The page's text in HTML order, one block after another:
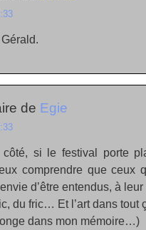
de Egie
côté, si le festival porte
comprendre que ceux
d’être entendus, à leur
du fric… Et l’art dans tout
dans mon mémoire…)